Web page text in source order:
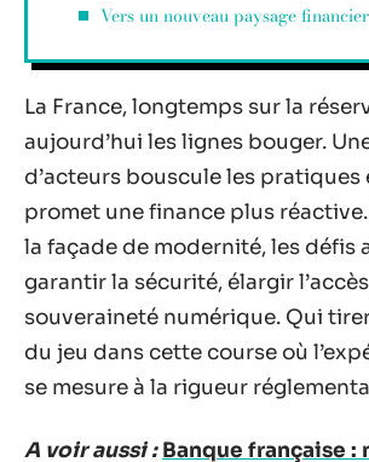
Vers un nouveau paysage financier
La France, longtemps sur la
aujourd’hui les lignes bouger.
d’acteurs bouscule les pratiques
promet une finance plus
la façade de modernité, les défis
garantir la sécurité, élargir
souveraineté numérique. Qui
du jeu dans cette course où
se mesure à la rigueur
A voir aussi : Banque française :